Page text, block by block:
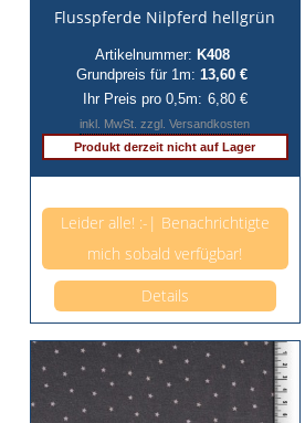
Flusspferde Nilpferd hellgrün
Artikelnummer: K408
Grundpreis für 1m: 13,60 €
Ihr Preis pro 0,5m: 6,80 €
inkl. MwSt. zzgl. Versandkosten
Produkt derzeit nicht auf Lager
Leider alle! :-| Benachrichtigte
mich sobald verfügbar!
Details